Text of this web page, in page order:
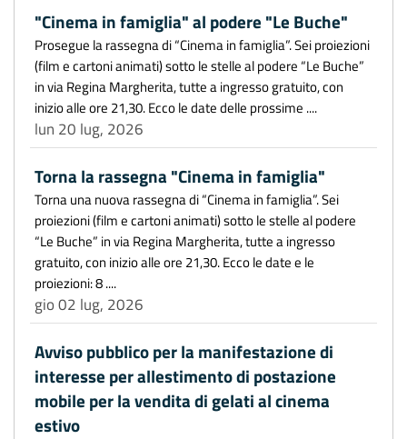
"Cinema in famiglia" al podere "Le Buche"
Prosegue la rassegna di “Cinema in famiglia”. Sei proiezioni
(film e cartoni animati) sotto le stelle al podere “Le Buche”
in via Regina Margherita, tutte a ingresso gratuito, con
inizio alle ore 21,30. Ecco le date delle prossime ....
lun 20 lug, 2026
Torna la rassegna "Cinema in famiglia"
Torna una nuova rassegna di “Cinema in famiglia”. Sei
proiezioni (film e cartoni animati) sotto le stelle al podere
“Le Buche” in via Regina Margherita, tutte a ingresso
gratuito, con inizio alle ore 21,30. Ecco le date e le
proiezioni: 8 ....
gio 02 lug, 2026
Avviso pubblico per la manifestazione di
interesse per allestimento di postazione
mobile per la vendita di gelati al cinema
estivo